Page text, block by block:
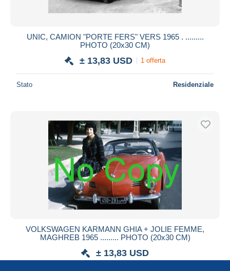
UNIC, CAMION "PORTE FERS" VERS 1965 . .........
PHOTO (20x30 CM)
± 13,83 USD 1 offerta
Stato Residenziale
VOLKSWAGEN KARMANN GHIA + JOLIE FEMME,
MAGHREB 1965 ......... PHOTO (20x30 CM)
± 13,83 USD